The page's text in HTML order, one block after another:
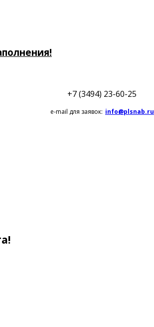
+7 (3494) 23-60-25
e-mail для заявок: info@plsnab.ru